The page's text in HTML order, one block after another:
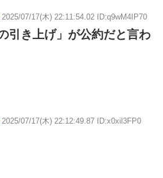
2025/07/17(木) 22:11:54.02 ID:q9wM4IP70
引き上げ」が公約だと言わ
2025/07/17(木) 22:12:49.87 ID:x0xil3FP0